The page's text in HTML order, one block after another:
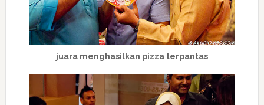
juara menghasilkan pizza terpantas